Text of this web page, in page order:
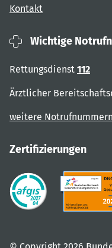
Kontakt
Wichtige
Rettungsdienst 112
Ärztlicher
weitere Notrufnummern
Zertifizierungen